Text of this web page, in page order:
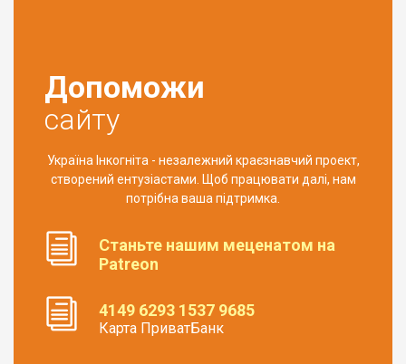
Допоможи
сайту
Україна Інкогніта - незалежний краєзнавчий проект,
створений ентузіастами. Щоб працювати далі, нам
потрібна ваша підтримка.
Станьте нашим меценатом на
Patreon
4149 6293 1537 9685
Карта ПриватБанк